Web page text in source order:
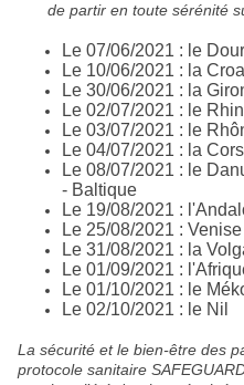
de partir en toute sérénité
Le 07/06/2021 : le
Le 10/06/2021 : la
Le 30/06/2021 : la
Le 02/07/2021 : le
Le 03/07/2021 : le
Le 04/07/2021 : la
Le 08/07/2021 : le
- Baltique
Le 19/08/2021 :
Le 25/08/2021 : Venise
Le 31/08/2021 : la
Le 01/09/2021 :
Le 01/10/2021 : le
Le 02/10/2021 : le Nil
La sécurité et le bien-être des
protocole sanitaire